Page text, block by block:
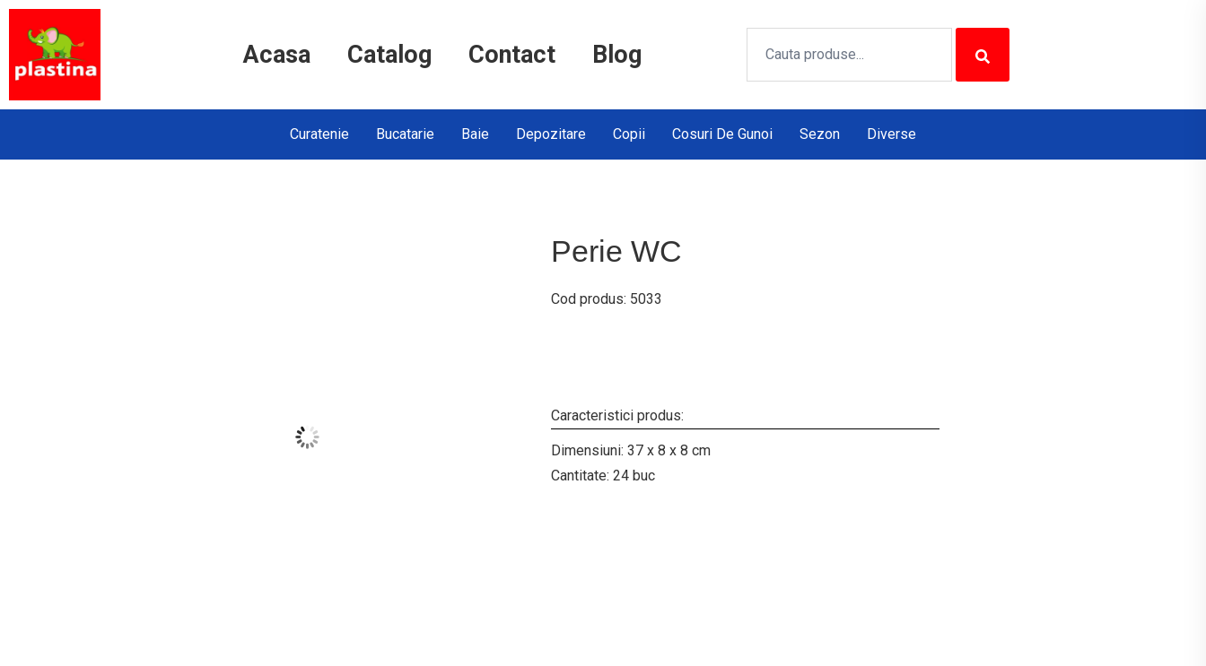
Acasa Catalog Contact Blog
Curatenie Bucatarie Baie Depozitare Copii Cosuri De Gunoi Sezon Diverse
Perie WC
Cod produs: 5033
Caracteristici produs:
Dimensiuni: 37 x 8 x 8 cm
Cantitate: 24 buc